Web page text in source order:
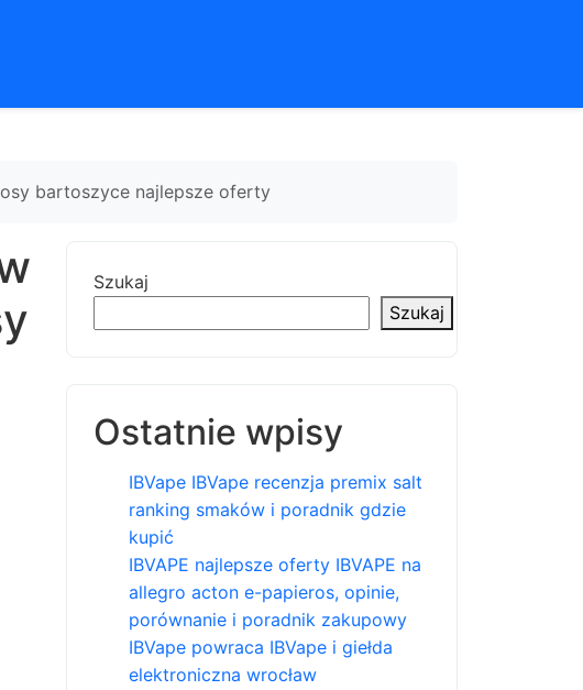
bartoszyce najlepsze oferty
Szukaj
Szukaj
Ostatnie wpisy
IBVape IBVape recenzja premix salt
ranking smaków i poradnik gdzie
kupić
IBVAPE najlepsze oferty IBVAPE na
allegro acton e-papieros, opinie,
porównanie i poradnik zakupowy
IBVape powraca IBVape i giełda
elektroniczna wrocław